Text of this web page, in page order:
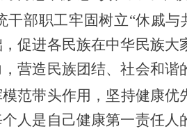
干部职工牢固树立“休戚与
促进各民族在中华民族
营造民族团结、社会和谐
范带头作用，坚持健康
人是自己健康第一责任人